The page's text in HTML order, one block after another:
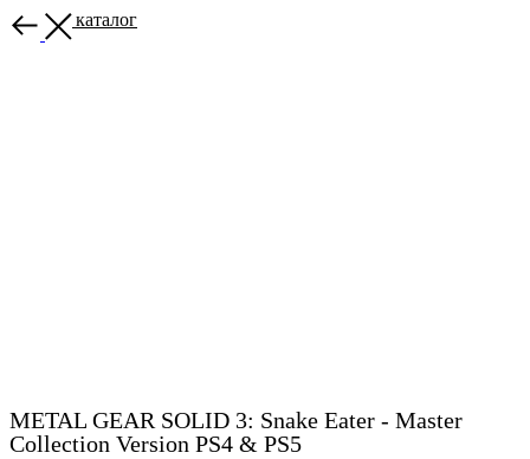
Назад в каталог
METAL GEAR SOLID 3: Snake Eater - Master
Collection Version PS4 & PS5